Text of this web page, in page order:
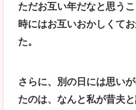
ただお互い年だなと思う
時にはお互いおかしくて
た。
さらに、別の日には思い
たのは、なんと私が昔夫